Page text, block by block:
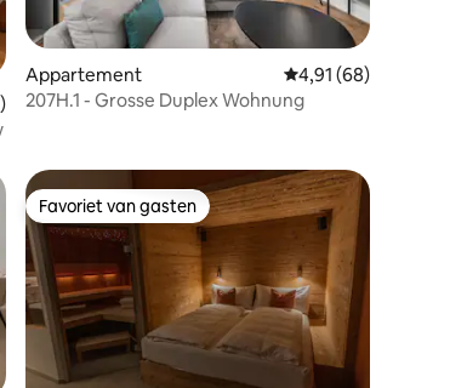
beoordeling van 5 uit 5, 94 recensies
Appartement Gemiddelde
4,91 (68)
207H.1 - Grosse Duplex Wohnung
Favoriet van gasten
Favoriet van gasten